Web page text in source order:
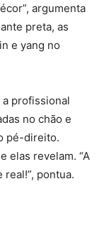
argumenta
preta, as
e yang no
profissional
no chão e
pé-direito.
elas revelam. “A
pontua.